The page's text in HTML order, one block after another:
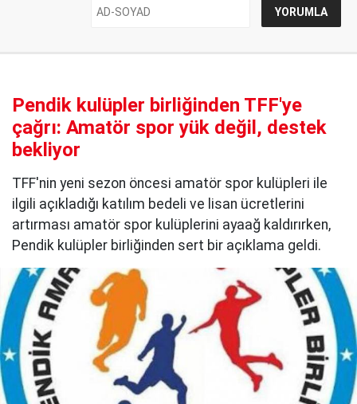
Pendik kulüpler birliğinden TFF'ye
çağrı: Amatör spor yük değil, destek
bekliyor
TFF'nin yeni sezon öncesi amatör spor kulüpleri ile
ilgili açıkladığı katılım bedeli ve lisan ücretlerini
artırması amatör spor kulüplerini ayaağ kaldırırken,
Pendik kulüpler birliğinden sert bir açıklama geldi.